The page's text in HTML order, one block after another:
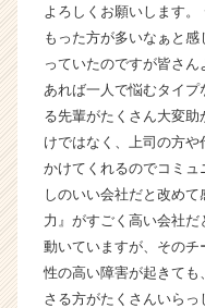
カ
ウ
ト
が
く
就
活
サ
イ
ト
チ
よろしくお願いします
もった方が多いなぁと
っていたのですが皆さ
あれば一人で悩むタイ
る先輩がたくさん大変
けではなく、上司の方
かけてくれるのでコミ
しのいい会社だと改め
力』がすごく高い会社
動いていますが、そのチ
性の高い障害が起きて
さる方がたくさんいらっ